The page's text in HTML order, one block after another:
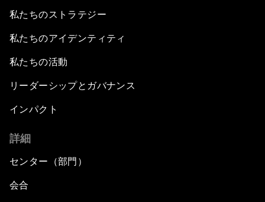
私たちのストラテジー
私たちのアイデンティティ
私たちの活動
リーダーシップとガバナンス
インパクト
詳細
センター（部門）
会合